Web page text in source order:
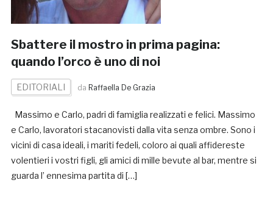
Sbattere il mostro in prima pagina:
quando l’orco è uno di noi
EDITORIALI da Raffaella De Grazia
Massimo e Carlo, padri di famiglia realizzati e felici. Massimo
e Carlo, lavoratori stacanovisti dalla vita senza ombre. Sono i
vicini di casa ideali, i mariti fedeli, coloro ai quali affidereste
volentieri i vostri figli, gli amici di mille bevute al bar, mentre si
guarda l’ ennesima partita di […]